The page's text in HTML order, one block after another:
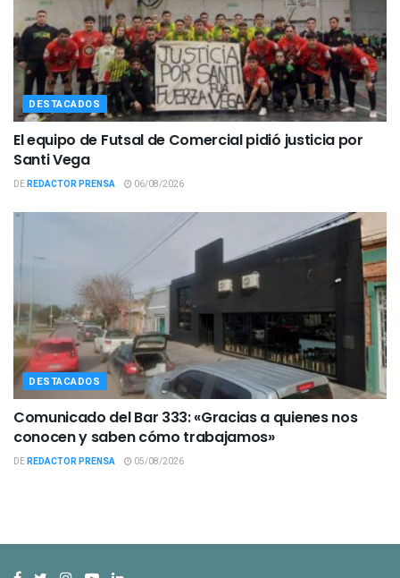
DESTACADOS
El equipo de Futsal de Comercial pidió justicia por
Santi Vega
DEREDACTOR PRENSA 06/08/2026
DESTACADOS
Comunicado del Bar 333: «Gracias a quienes nos
conocen y saben cómo trabajamos»
DEREDACTOR PRENSA 05/08/2026